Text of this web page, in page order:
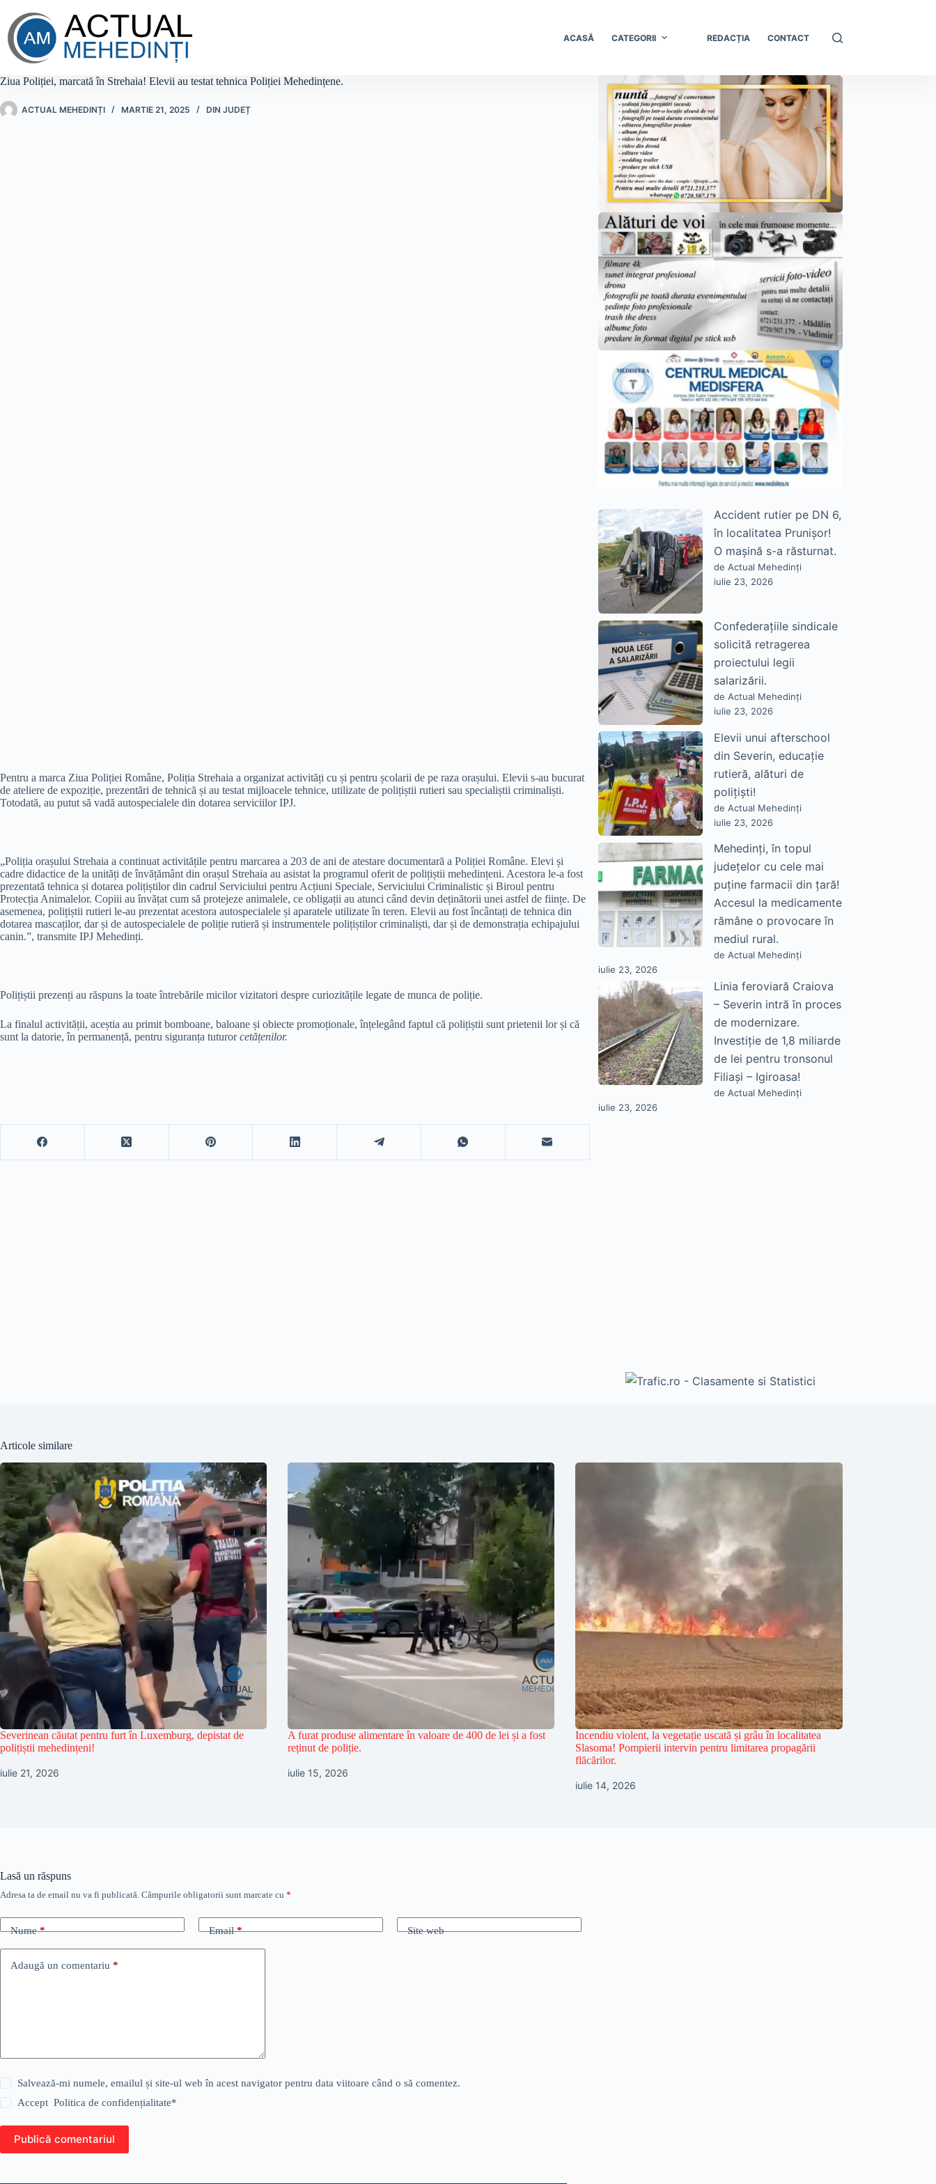
conținut
ACASĂ CATEGORII REDACȚIA CONTACT
Ziua Poliției, marcată în Strehaia! Elevii au testat tehnica Poliției Mehedințene.
ACTUAL MEHEDINȚI MARTIE 21, 2025 DIN JUDEȚ
Pentru a marca Ziua Poliției Române, Poliția Strehaia a organizat activități cu și pentru școlarii de pe raza orașului. Elevii s-au bucurat
de ateliere de expoziție, prezentări de tehnică și au testat mijloacele tehnice, utilizate de polițiștii rutieri sau specialiștii criminaliști.
Totodată, au putut să vadă autospecialele din dotarea serviciilor IPJ.
„Poliția orașului Strehaia a continuat activitățile pentru marcarea a 203 de ani de atestare documentară a Poliției Române. Elevi și
cadre didactice de la unități de învățământ din orașul Strehaia au asistat la programul oferit de polițiștii mehedințeni. Acestora le-a fost
prezentată tehnica și dotarea polițiștilor din cadrul Serviciului pentru Acțiuni Speciale, Serviciului Criminalistic și Biroul pentru
Protecția Animalelor. Copiii au învățat cum să protejeze animalele, ce obligații au atunci când devin deținătorii unei astfel de ființe. De
asemenea, polițiștii rutieri le-au prezentat acestora autospecialele și aparatele utilizate în teren. Elevii au fost încântați de tehnica din
dotarea mascaților, dar și de autospecialele de poliție rutieră și instrumentele polițiștilor criminaliști, dar și de demonstrația echipajului
canin.”, transmite IPJ Mehedinți.
Polițiștii prezenți au răspuns la toate întrebările micilor vizitatori despre curiozitățile legate de munca de poliție.
La finalul activității, aceștia au primit bomboane, baloane și obiecte promoționale, înțelegând faptul că polițiștii sunt prietenii lor și că
sunt la datorie, în permanență, pentru siguranța tuturorcetățenilor.
Accident rutier pe DN 6,
în localitatea Prunișor!
O mașină s-a răsturnat.
de Actual Mehedinți
iulie 23, 2026
Confederațiile sindicale
solicită retragerea
proiectului legii
salarizării.
de Actual Mehedinți
iulie 23, 2026
Elevii unui afterschool
din Severin, educație
rutieră, alături de
polițiști!
de Actual Mehedinți
iulie 23, 2026
Mehedinți, în topul
județelor cu cele mai
puține farmacii din țară!
Accesul la medicamente
rămâne o provocare în
mediul rural.
de Actual Mehedinți
iulie 23, 2026
Linia feroviară Craiova
– Severin intră în proces
de modernizare.
Investiție de 1,8 miliarde
de lei pentru tronsonul
Filiași – Igiroasa!
de Actual Mehedinți
iulie 23, 2026
Articole similare
Severinean căutat pentru furt în Luxemburg, depistat de
polițiștii mehedințeni!
iulie 21, 2026
A furat produse alimentare în valoare de 400 de lei și a fost
reținut de poliție.
iulie 15, 2026
Incendiu violent, la vegetație uscată și grâu în localitatea
Slasoma! Pompierii intervin pentru limitarea propagării
flăcărilor.
iulie 14, 2026
Lasă un răspuns
Adresa ta de email nu va fi publicată. Câmpurile obligatorii sunt marcate cu *
Nume* Email* Site web
Adaugă un comentariu *
Salvează-mi numele, emailul și site-ul web în acest navigator pentru data viitoare când o să comentez.
AcceptPolitica de confidențialitate*
Publică comentariul